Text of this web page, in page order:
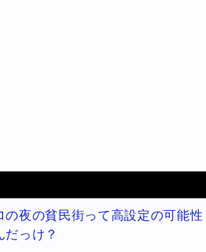
の夜の貧民街って高設定の可能性
だっけ？